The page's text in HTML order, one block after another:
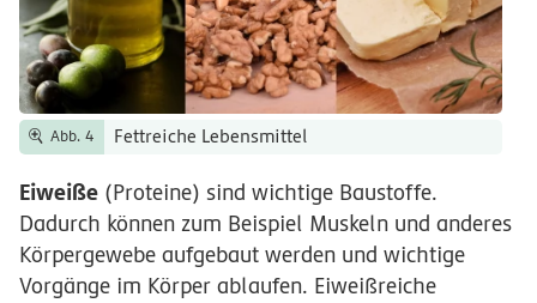
Abb. 4 Fettreiche Lebensmittel
Eiweiße (Proteine) sind wichtige Baustoffe.
Dadurch können zum Beispiel Muskeln und anderes
Körpergewebe aufgebaut werden und wichtige
Vorgänge im Körper ablaufen. Eiweißreiche